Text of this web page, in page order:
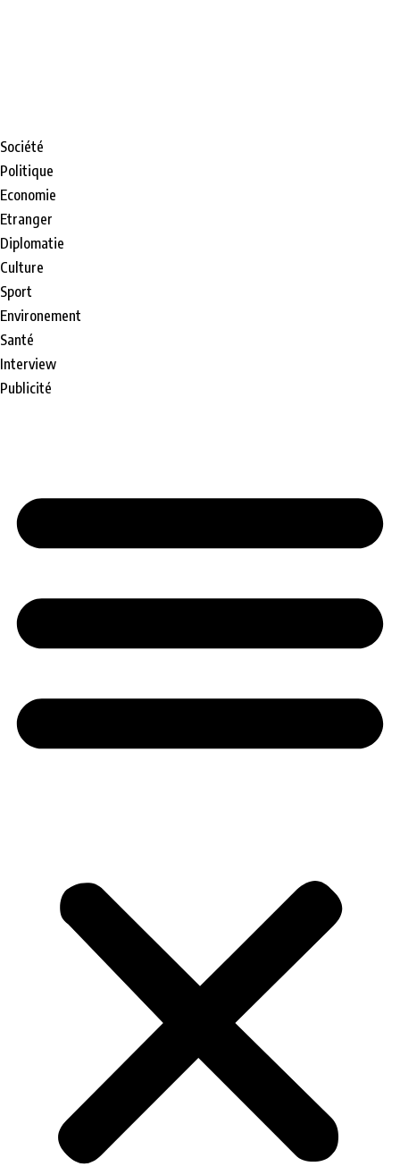
Société
Politique
Economie
Etranger
Diplomatie
Culture
Sport
Environement
Santé
Interview
Publicité